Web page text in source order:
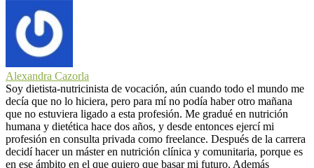
Alexandra Cazorla
Soy dietista-nutricinista de vocación, aún cuando todo el mundo me
decía que no lo hiciera, pero para mí no podía haber otro mañana
que no estuviera ligado a esta profesión. Me gradué en nutrición
humana y dietética hace dos años, y desde entonces ejercí mi
profesión en consulta privada como freelance. Después de la carrera
decidí hacer un máster en nutrición clínica y comunitaria, porque es
en ese ámbito en el que quiero que basar mi futuro. Además